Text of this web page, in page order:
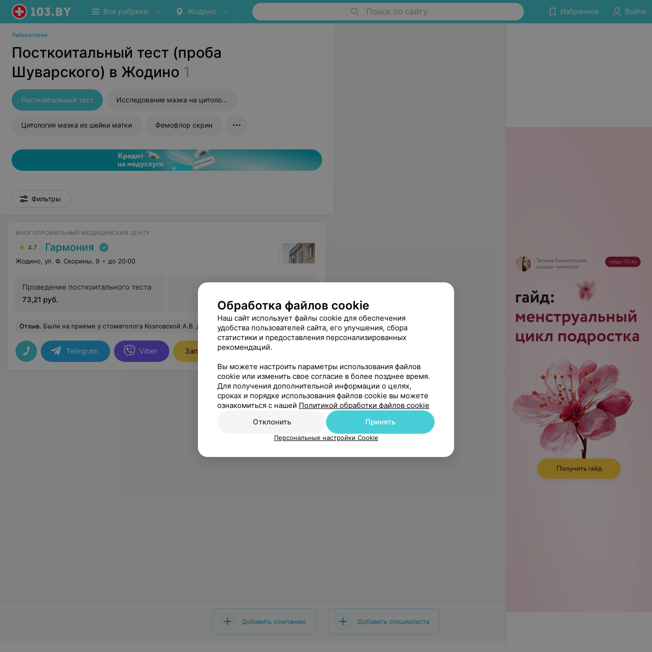
Все рубрики Жодино Поиск по сайту Избранное Войти
Лаборатории
Посткоитальный тест (проба
Шуварского) в Жодино 1
Посткоитальный тест Исследование мазка на цитологию
Цитология мазка из шейки матки Фемофлор скрин
Фильтры
МНОГОПРОФИЛЬНЫЙ МЕДИЦИНСКИЙ ЦЕНТР
4.7 Гармония
Жодино, ул. Ф. Скорины, 9 до 20:00
Проведение посткоитального теста
73,21 руб.
Отзыв. Были на приеме у стоматолога Козловской А.В. Доктор сразу расположила ребенка к себе (раньше совсем никак не получалось лечить зубы, кроме как с помощью в/в наркоза!),что мне сразу понравилось. Лечение было сложным, трёхканальный постоянный зуб...Лечение было в несколько этапов,но хочу отметить,что мой ребенок уже не боялся, и сразу шел на контакт!! Спасибо доктору за профессионализм, за индивидуальный подход!!Также очень порадовала цена, в Минске за лечение этого зуба нам насчитали равно в два раза дороже!! Спасибо, МЦ "Гармония"! Еще
Telegram Viber Записаться
Добавить компанию Добавить специалиста
Обработка файлов cookie
Наш сайт использует файлы cookie для обеспечения
удобства пользователей сайта, его улучшения, сбора
статистики и предоставления персонализированных
рекомендаций.
Вы можете настроить параметры использования файлов
cookie или изменить свое согласие в более позднее время.
Для получения дополнительной информации о целях,
сроках и порядке использования файлов cookie вы можете
ознакомиться с нашей Политикой обработки файлов cookie
Отклонить
Принять
Персональные настройки Cookie